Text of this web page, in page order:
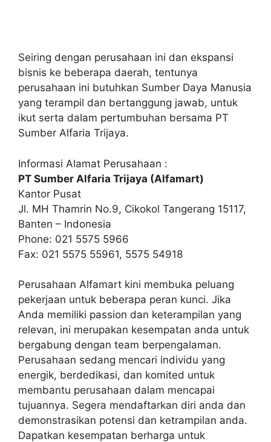
Seiring dengan perusahaan ini dan ekspansi
bisnis ke beberapa daerah, tentunya
perusahaan ini butuhkan Sumber Daya Manusia
yang terampil dan bertanggung jawab, untuk
ikut serta dalam pertumbuhan bersama PT
Sumber Alfaria Trijaya.
Informasi Alamat Perusahaan :
PT Sumber Alfaria Trijaya (Alfamart)
Kantor Pusat
Jl. MH Thamrin No.9, Cikokol Tangerang 15117,
Banten – Indonesia
Phone: 021 5575 5966
Fax: 021 5575 55961, 5575 54918
Perusahaan Alfamart kini membuka peluang
pekerjaan untuk beberapa peran kunci. Jika
Anda memiliki passion dan keterampilan yang
relevan, ini merupakan kesempatan anda untuk
bergabung dengan team berpengalaman.
Perusahaan sedang mencari individu yang
energik, berdedikasi, dan komited untuk
membantu perusahaan dalam mencapai
tujuannya. Segera mendaftarkan diri anda dan
demonstrasikan potensi dan ketrampilan anda.
Dapatkan kesempatan berharga untuk